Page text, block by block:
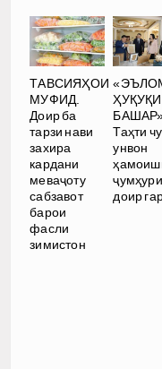
ТАВСИЯҲОИ
МУФИД.
Доир ба
тарзи нави
захира
кардани
меваҷоту
сабзавот
барои
фасли
зимистон
ҲУҚУҚИ
Таҳти
унвон
доир